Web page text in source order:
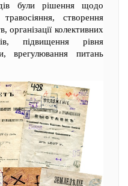
були рішення щодо
створення
організації колективних
підвищення рівня
врегулювання питань